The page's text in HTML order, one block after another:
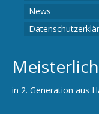
News
in 2. Generation aus